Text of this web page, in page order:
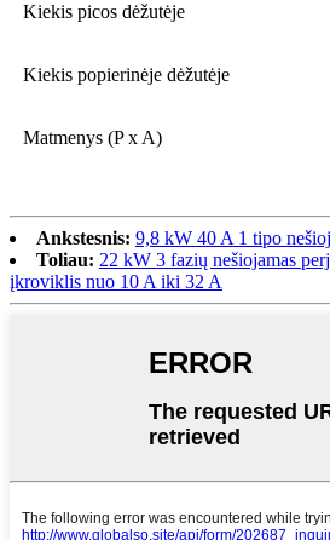
Kiekis picos dėžutėje
Kiekis popierinėje dėžutėje
Matmenys (P x A)
Ankstesnis: 9,8 kW 40 A 1 tipo
Toliau: 22 kW 3 fazių nešiojamas
įkroviklis nuo 10 A iki 32 A